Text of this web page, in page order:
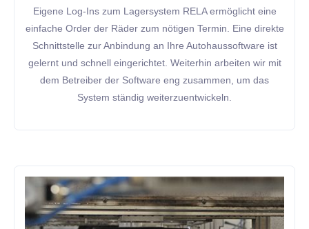
Eigene Log-Ins zum Lagersystem RELA ermöglicht eine
einfache Order der Räder zum nötigen Termin. Eine direkte
Schnittstelle zur Anbindung an Ihre Autohaussoftware ist
gelernt und schnell eingerichtet. Weiterhin arbeiten wir mit
dem Betreiber der Software eng zusammen, um das
System ständig weiterzuentwickeln.